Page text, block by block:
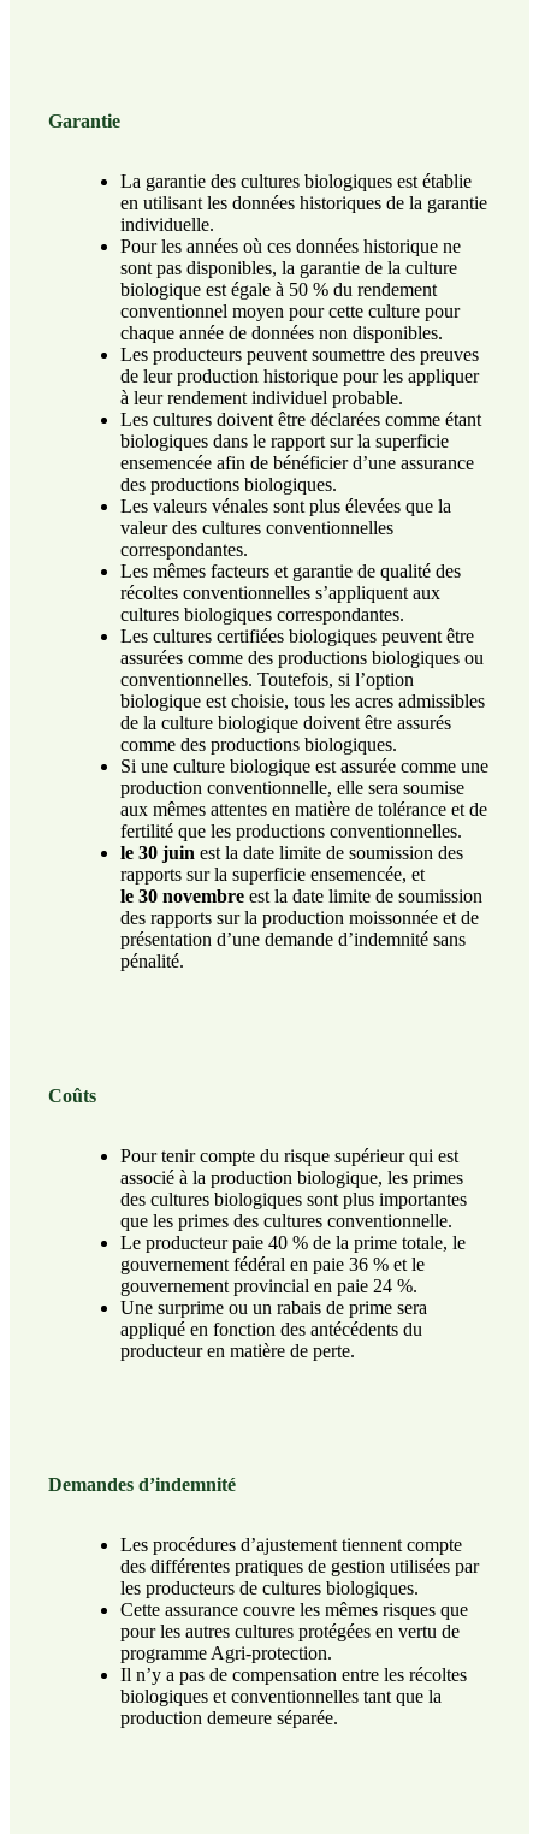
Garantie
La garantie des cultures biologiques est établie
en utilisant les données historiques de la garantie
individuelle.
Pour les années où ces données historique ne
sont pas disponibles, la garantie de la culture
biologique est égale à 50 % du rendement
conventionnel moyen pour cette culture pour
chaque année de données non disponibles.
Les producteurs peuvent soumettre des preuves
de leur production historique pour les appliquer
à leur rendement individuel probable.
Les cultures doivent être déclarées comme étant
biologiques dans le rapport sur la superficie
ensemencée afin de bénéficier d’une assurance
des productions biologiques.
Les valeurs vénales sont plus élevées que la
valeur des cultures conventionnelles
correspondantes.
Les mêmes facteurs et garantie de qualité des
récoltes conventionnelles s’appliquent aux
cultures biologiques correspondantes.
Les cultures certifiées biologiques peuvent être
assurées comme des productions biologiques ou
conventionnelles. Toutefois, si l’option
biologique est choisie, tous les acres admissibles
de la culture biologique doivent être assurés
comme des productions biologiques.
Si une culture biologique est assurée comme une
production conventionnelle, elle sera soumise
aux mêmes attentes en matière de tolérance et de
fertilité que les productions conventionnelles.
le 30 juin est la date limite de soumission des
rapports sur la superficie ensemencée, et
le 30 novembre est la date limite de soumission
des rapports sur la production moissonnée et de
présentation d’une demande d’indemnité sans
pénalité.
Coûts
Pour tenir compte du risque supérieur qui est
associé à la production biologique, les primes
des cultures biologiques sont plus importantes
que les primes des cultures conventionnelle.
Le producteur paie 40 % de la prime totale, le
gouvernement fédéral en paie 36 % et le
gouvernement provincial en paie 24 %.
Une surprime ou un rabais de prime sera
appliqué en fonction des antécédents du
producteur en matière de perte.
Demandes d’indemnité
Les procédures d’ajustement tiennent compte
des différentes pratiques de gestion utilisées par
les producteurs de cultures biologiques.
Cette assurance couvre les mêmes risques que
pour les autres cultures protégées en vertu de
programme Agri-protection.
Il n’y a pas de compensation entre les récoltes
biologiques et conventionnelles tant que la
production demeure séparée.